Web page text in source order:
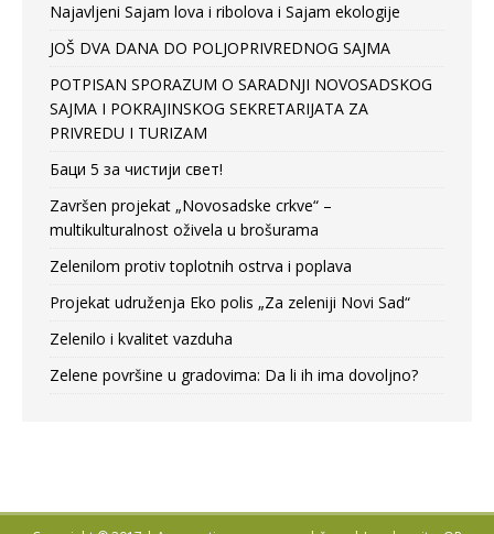
Najavljeni Sajam lova i ribolova i Sajam ekologije
JOŠ DVA DANA DO POLJOPRIVREDNOG SAJMA
POTPISAN SPORAZUM O SARADNJI NOVOSADSKOG
SAJMA I POKRAJINSKOG SEKRETARIJATA ZA
PRIVREDU I TURIZAM
Баци 5 за чистији свет!
Završen projekat „Novosadske crkve“ –
multikulturalnost oživela u brošurama
Zelenilom protiv toplotnih ostrva i poplava
Projekat udruženja Eko polis „Za zeleniji Novi Sad“
Zelenilo i kvalitet vazduha
Zelene površine u gradovima: Da li ih ima dovoljno?